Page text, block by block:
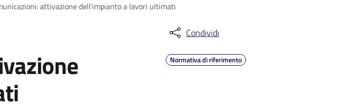
attivazione dell'impianto a lavori ultimati
Condividi
Normativa di riferimento